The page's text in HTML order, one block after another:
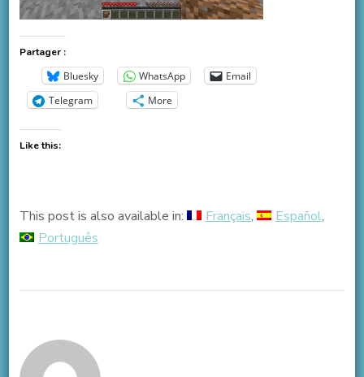
Partager :
Bluesky WhatsApp
Email
Telegram
More
Like this:
This post is also available in: Français
Español
Português